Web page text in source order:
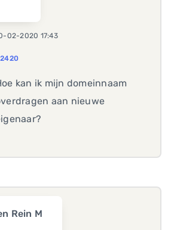
02-2020 17:43
kan ik mijn domeinnaam
aan nieuwe
Rein M